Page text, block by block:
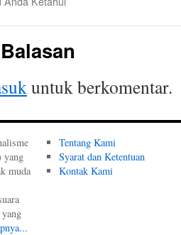
untuk berkomentar.
yang
muda
Tentang Kami
Syarat dan Ketentuan
Kontak Kami